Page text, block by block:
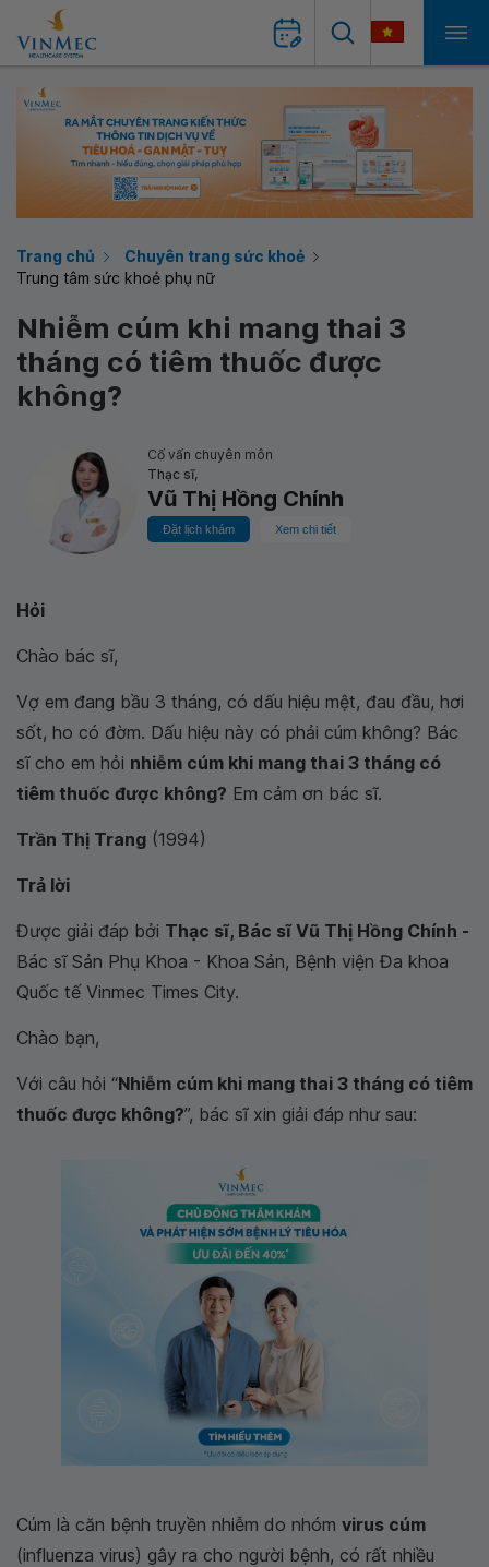
Trang chủ
Chuyên trang sức khoẻ
Trung tâm sức khoẻ phụ nữ
Nhiễm cúm khi mang thai 3
tháng có tiêm thuốc được
không?
Cố vấn chuyên môn
Thạc sĩ,
Vũ Thị Hồng Chính
Đặt lịch khám Xem chi tiết
Hỏi
Chào bác sĩ,
Vợ em đang bầu 3 tháng, có dấu hiệu mệt, đau đầu, hơi
sốt, ho có đờm. Dấu hiệu này có phải cúm không? Bác
sĩ cho em hỏi nhiễm cúm khi mang thai 3 tháng có
tiêm thuốc được không? Em cảm ơn bác sĩ.
Trần Thị Trang (1994)
Trả lời
Được giải đáp bởi Thạc sĩ, Bác sĩ Vũ Thị Hồng Chính -
Bác sĩ Sản Phụ Khoa - Khoa Sản, Bệnh viện Đa khoa
Quốc tế Vinmec Times City.
Chào bạn,
Với câu hỏi “Nhiễm cúm khi mang thai 3 tháng có tiêm
thuốc được không?”, bác sĩ xin giải đáp như sau:
Cúm là căn bệnh truyền nhiễm do nhóm virus cúm
(influenza virus) gây ra cho người bệnh, có rất nhiều